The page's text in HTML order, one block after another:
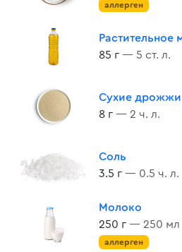
аллерген
Растительное
85 г — 5 ст. л.
Сухие дрожжи
8 г — 2 ч. л.
Соль
3.5 г — 0.5 ч. л.
Молоко
250 г — 250 мл
аллерген